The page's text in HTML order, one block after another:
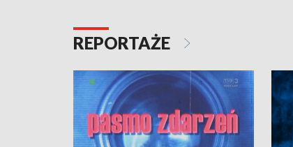
REPORTAŻE